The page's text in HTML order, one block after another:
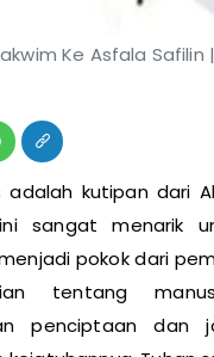
Ke Asfala Safilin
adalah kutipan dari
ini sangat menarik
pokok dari
tentang
penciptaan dan